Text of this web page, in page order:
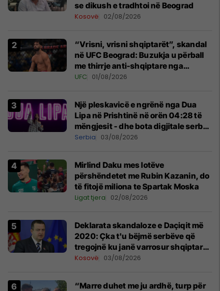
se dikush e tradhtoi në Beograd
Kosovë 02/08/2026
“Vrisni, vrisni shqiptarët”, skandal
në UFC Beograd: Buzukja u përball
me thirrje anti-shqiptare nga
tribunat
UFC 01/08/2026
Një pleskavicë e ngrënë nga Dua
Lipa në Prishtinë në orën 04:28 të
mëngjesit - dhe bota digjitale serbe
shpall gjendjen e luftës
Serbia 03/08/2026
Mirlind Daku mes lotëve
përshëndetet me Rubin Kazanin, do
të fitojë miliona te Spartak Moska
Ligat tjera 02/08/2026
​Deklarata skandaloze e Daçiqit më
2020: Çka t'u bëjmë serbëve që
tregojnë ku janë varrosur shqiptarët
në Serbi
Kosovë 03/08/2026
“Marre duhet me ju ardhë, turp për